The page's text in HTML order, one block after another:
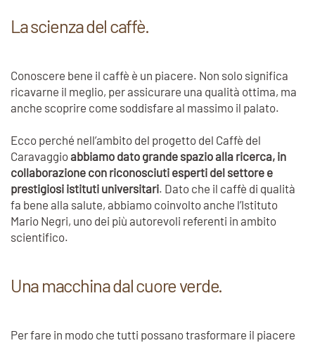
La scienza del caffè.
Conoscere bene il caffè è un piacere. Non solo significa
ricavarne il meglio, per assicurare una qualità ottima, ma
anche scoprire come soddisfare al massimo il palato.
Ecco perché nell’ambito del progetto del Caffè del
Caravaggioabbiamo dato grande spazio alla ricerca, in
collaborazione con riconosciuti esperti del settore e
prestigiosi istituti universitari. Dato che il caffè di qualità
fa bene alla salute, abbiamo coinvolto anche l’Istituto
Mario Negri, uno dei più autorevoli referenti in ambito
scientifico.
Una macchina dal cuore verde.
Per fare in modo che tutti possano trasformare il piacere